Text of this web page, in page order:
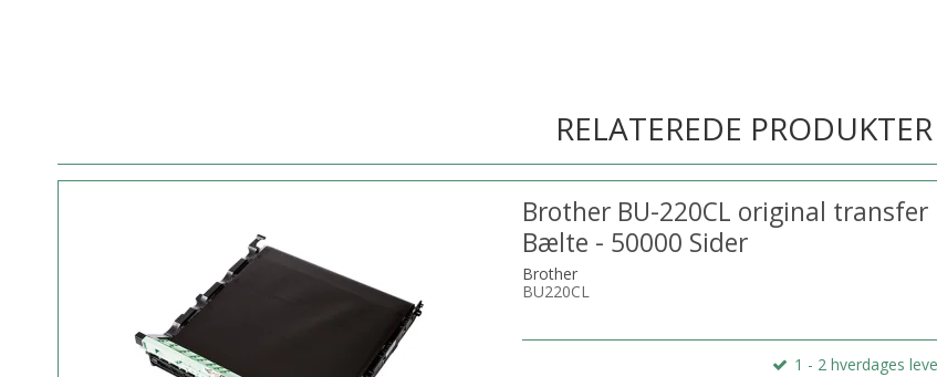
RELATEREDE PRODUKTER
Brother BU-220CL original transfer
Bælte - 50000 Sider
Brother
BU220CL
1 - 2 hverdages